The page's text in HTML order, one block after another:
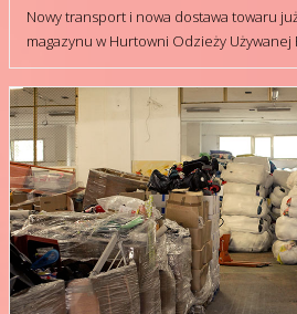
Nowy transport i nowa dostawa towaru
magazynu w Hurtowni Odzieży Używanej